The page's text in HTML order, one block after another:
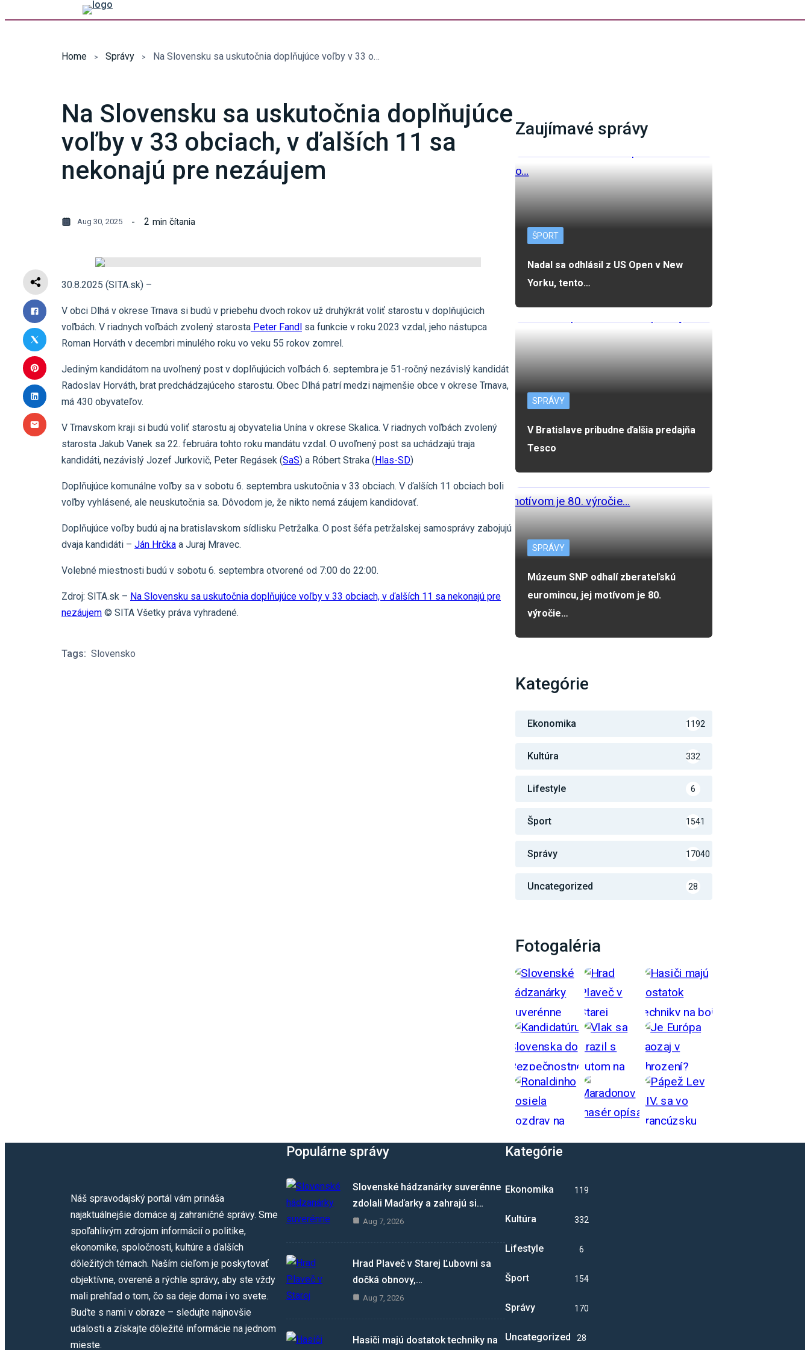
Home Správy Na Slovensku sa uskutočnia doplňujúce voľby v 33 obciach, v ďalších 11 sa nekonajú pre nezáujem
Na Slovensku sa uskutočnia doplňujúce
voľby v 33 obciach, v ďalších 11 sa
nekonajú pre nezáujem
Aug 30, 2025 2 min čítania
30.8.2025 (SITA.sk) –
V obci Dlhá v okrese Trnava si budú v priebehu dvoch rokov už druhýkrát voliť starostu v doplňujúcich
voľbách. V riadnych voľbách zvolený starosta Peter Fandl sa funkcie v roku 2023 vzdal, jeho nástupca
Roman Horváth v decembri minulého roku vo veku 55 rokov zomrel.
Jediným kandidátom na uvoľnený post v doplňujúcich voľbách 6. septembra je 51-ročný nezávislý kandidát
Radoslav Horváth, brat predchádzajúceho starostu. Obec Dlhá patrí medzi najmenšie obce v okrese Trnava,
má 430 obyvateľov.
V Trnavskom kraji si budú voliť starostu aj obyvatelia Unína v okrese Skalica. V riadnych voľbách zvolený
starosta Jakub Vanek sa 22. februára tohto roku mandátu vzdal. O uvoľnený post sa uchádzajú traja
kandidáti, nezávislý Jozef Jurkovič, Peter Regásek (SaS) a Róbert Straka ( Hlas-SD)
Doplňujúce komunálne voľby sa v sobotu 6. septembra uskutočnia v 33 obciach. V ďalších 11 obciach boli
voľby vyhlásené, ale neuskutočnia sa. Dôvodom je, že nikto nemá záujem kandidovať.
Doplňujúce voľby budú aj na bratislavskom sídlisku Petržalka. O post šéfa petržalskej samosprávy zabojujú
dvaja kandidáti – Ján Hrčka a Juraj Mravec.
Volebné miestnosti budú v sobotu 6. septembra otvorené od 7:00 do 22:00.
Zdroj: SITA.sk – Na Slovensku sa uskutočnia doplňujúce voľby v 33 obciach, v ďalších 11 sa nekonajú pre
nezáujem © SITA Všetky práva vyhradené.
Tags: Slovensko
Zaujímavé správy
ŠPORT
Nadal sa odhlásil z US Open v New
Yorku, tento…
SPRÁVY
V Bratislave pribudne ďalšia predajňa
Tesco
SPRÁVY
Múzeum SNP odhalí zberateľskú
euromincu, jej motívom je 80.
výročie…
Kategórie
Ekonomika 1192
Kultúra 332
Lifestyle 6
Šport 1541
Správy 17040
Uncategorized 28
Fotogaléria
Náš spravodajský portál vám prináša
najaktuálnejšie domáce aj zahraničné správy. Sme
spoľahlivým zdrojom informácií o politike,
ekonomike, spoločnosti, kultúre a ďalších
dôležitých témach. Naším cieľom je poskytovať
objektívne, overené a rýchle správy, aby ste vždy
mali prehľad o tom, čo sa deje doma i vo svete.
Buďte s nami v obraze – sledujte najnovšie
udalosti a získajte dôležité informácie na jednom
mieste.
Populárne správy
Slovenské hádzanárky suverénne
zdolali Maďarky a zahrajú si…
Aug 7, 2026
Hrad Plaveč v Starej Ľubovni sa
dočká obnovy,…
Aug 7, 2026
Hasiči majú dostatok techniky na
Kategórie
Ekonomika 1192
Kultúra 332
Lifestyle 6
Šport 1541
Správy 17040
Uncategorized 28